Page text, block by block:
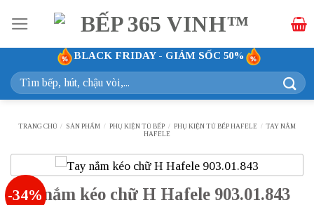
qua
nội
dung
BLACK FRIDAY - GIẢM SỐC 50%
Tìm
kiếm:
TRANG CHỦ / SẢN PHẨM / PHỤ KIỆN TỦ BẾP / PHỤ KIỆN TỦ BẾP HAFELE / TAY NẮM
HAFELE
-34%
Tay nắm kéo chữ H Hafele 903.01.843